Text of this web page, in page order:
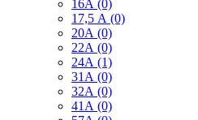
16А (0)
17,5 А (0)
20А (0)
22А (0)
24А (1)
31А (0)
32А (0)
41А (0)